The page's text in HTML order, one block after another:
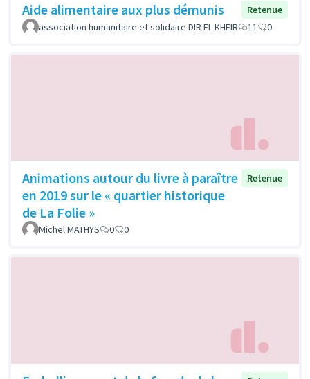
Aide alimentaire aux plus démunis
Retenue
association humanitaire et solidaire DIR EL KHEIR
11 0
Animations autour du livre à paraître
en 2019 sur le « quartier historique
de La Folie »
Retenue
Michel MATHYS 0 0